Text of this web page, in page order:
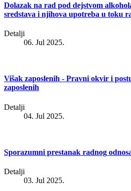
Dolazak na rad pod dejstvom
sredstava i njihova upotreba u toku
Detalji
06. Jul 2025.
Višak zaposlenih - Pravni okvir i
zaposlenih
Detalji
04. Jul 2025.
Sporazumni prestanak radnog
Detalji
03. Jul 2025.